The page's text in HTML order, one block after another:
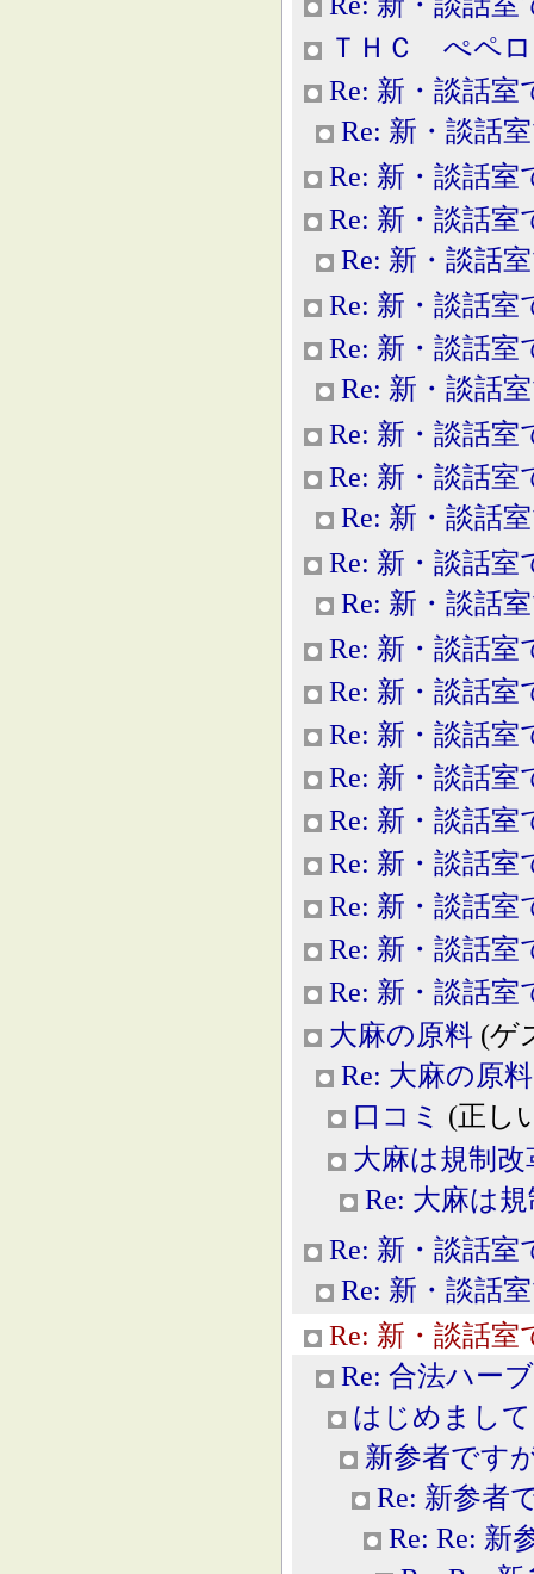
ＴＨＣ ぺペ
Re: 新・談話室
Re: 新・談話
Re: 新・談話室
Re: 新・談話室
Re: 新・談話
Re: 新・談話室
Re: 新・談話室
Re: 新・談話
Re: 新・談話室
Re: 新・談話室
Re: 新・談話
Re: 新・談話室
Re: 新・談話
Re: 新・談話室
Re: 新・談話室
Re: 新・談話室
Re: 新・談話室
Re: 新・談話室
Re: 新・談話室
Re: 新・談話室
Re: 新・談話室
Re: 新・談話室
大麻の原料 (ゲ
Re: 大麻の原料
口コミ (正し
大麻は規制
Re: 大麻は
Re: 新・談話室
Re: 新・談話
Re: 新・談話室
Re: 合法ハー
はじめまし
新参者です
Re: 新参者
Re: Re: 新